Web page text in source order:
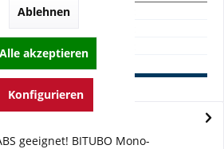
geeignet! BITUBO Mono-
Ablehnen
Alle akzeptieren
Konfigurieren